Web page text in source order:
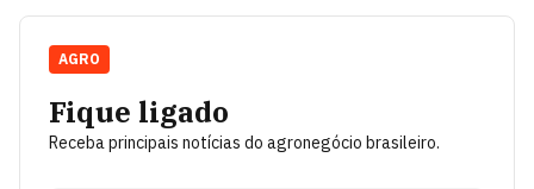
Fique ligado
Receba principais notícias do agronegócio brasileiro.
AGRO